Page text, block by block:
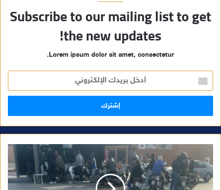
Subscribe to our mailing list to get
the new updates!
Lorem ipsum dolor sit amet, consectetur.
خ
ل
ر
ا
ل
ك
ت